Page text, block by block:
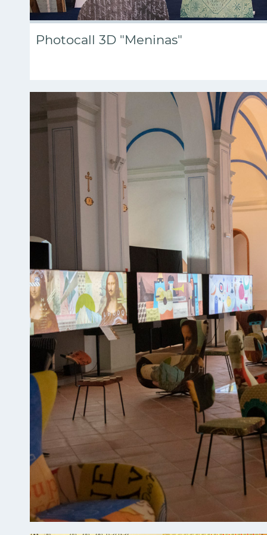
Photocall 3D "Meninas"